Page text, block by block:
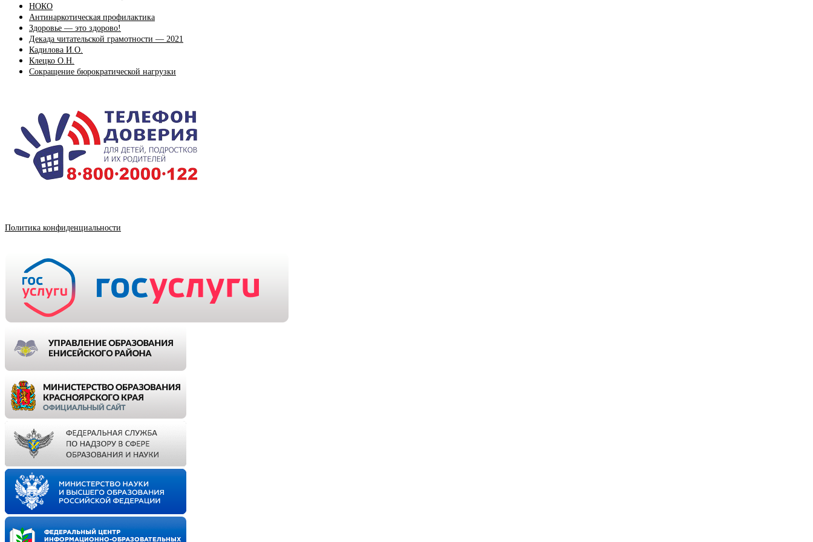
НОКО
Антинаркотическая профилактика
Здоровье — это здорово!
Декада читательской грамотности — 2021
Кадилова И.О.
Клецко О.Н.
Сокращение бюрократической нагрузки
Политика конфиденциальности